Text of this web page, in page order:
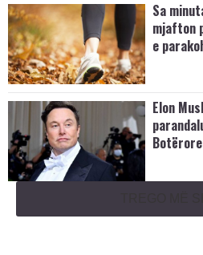
Sa
mjafton
e
Elon
Botërore